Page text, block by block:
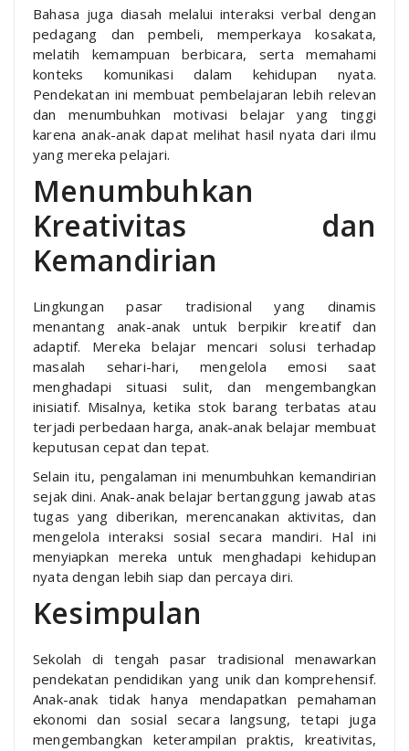
Bahasa juga diasah melalui interaksi verbal dengan
pedagang dan pembeli, memperkaya kosakata,
melatih kemampuan berbicara, serta memahami
konteks komunikasi dalam kehidupan nyata.
Pendekatan ini membuat pembelajaran lebih relevan
dan menumbuhkan motivasi belajar yang tinggi
karena anak-anak dapat melihat hasil nyata dari ilmu
yang mereka pelajari.
Menumbuhkan
Kreativitas dan
Kemandirian
Lingkungan pasar tradisional yang dinamis
menantang anak-anak untuk berpikir kreatif dan
adaptif. Mereka belajar mencari solusi terhadap
masalah sehari-hari, mengelola emosi saat
menghadapi situasi sulit, dan mengembangkan
inisiatif. Misalnya, ketika stok barang terbatas atau
terjadi perbedaan harga, anak-anak belajar membuat
keputusan cepat dan tepat.
Selain itu, pengalaman ini menumbuhkan kemandirian
sejak dini. Anak-anak belajar bertanggung jawab atas
tugas yang diberikan, merencanakan aktivitas, dan
mengelola interaksi sosial secara mandiri. Hal ini
menyiapkan mereka untuk menghadapi kehidupan
nyata dengan lebih siap dan percaya diri.
Kesimpulan
Sekolah di tengah pasar tradisional menawarkan
pendekatan pendidikan yang unik dan komprehensif.
Anak-anak tidak hanya mendapatkan pemahaman
ekonomi dan sosial secara langsung, tetapi juga
mengembangkan keterampilan praktis, kreativitas,